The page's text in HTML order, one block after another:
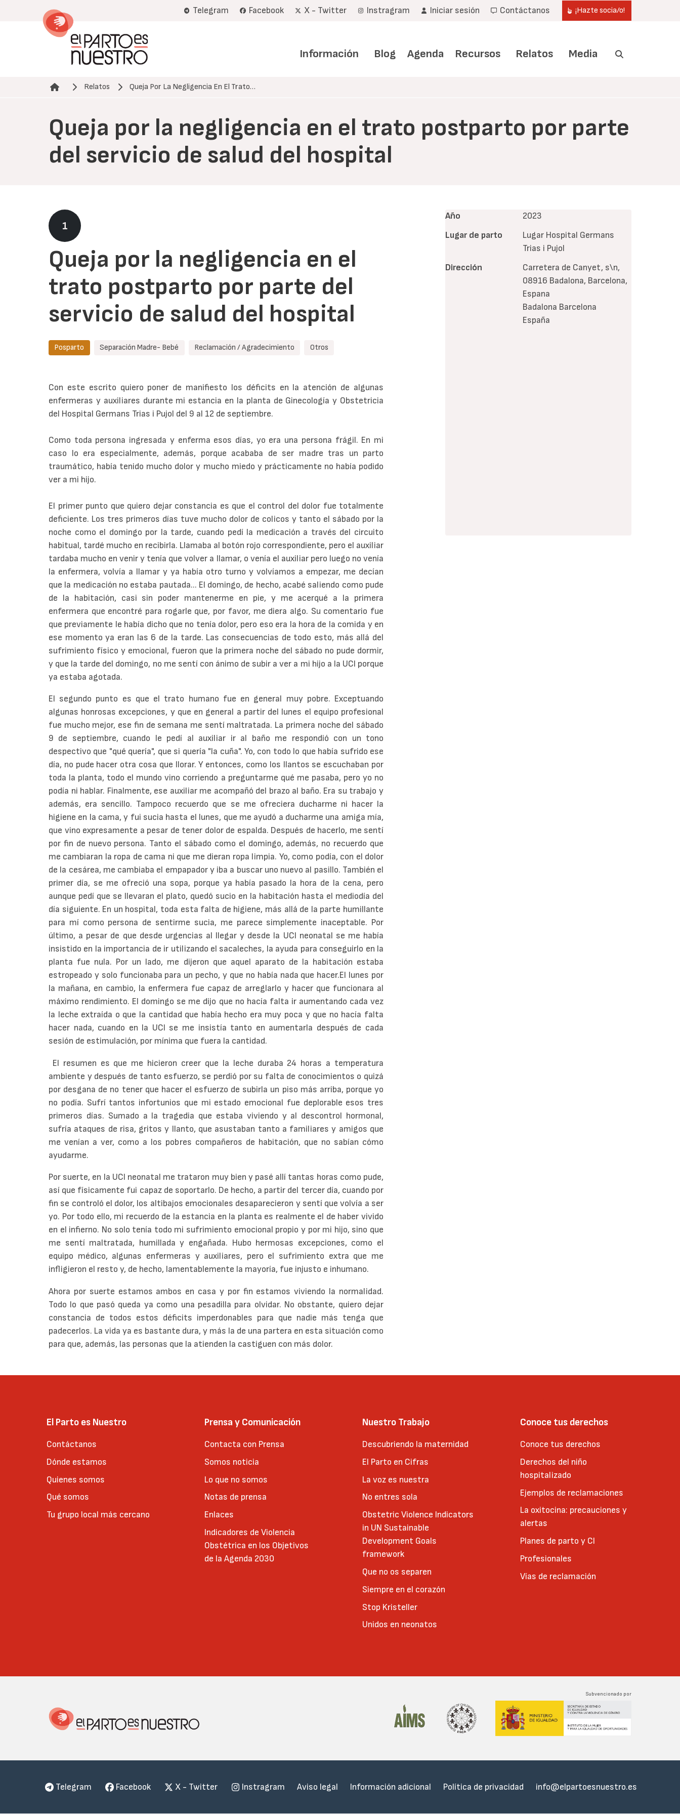
Telegram Facebook X - Twitter Instragram Iniciar sesión Contáctanos ¡Hazte socia/o!
Información Blog Agenda Recursos Relatos Media
Ruta de navegación
Relatos Queja Por La Negligencia En El Trato…
Queja por la negligencia en el trato postparto por parte
del servicio de salud del hospital
1
Queja por la negligencia en el
trato postparto por parte del
servicio de salud del hospital
Posparto Separación Madre- Bebé Reclamación / Agradecimiento Otros
Con este escrito quiero poner de manifiesto los déficits en la atención de algunas
enfermeras y auxiliares durante mi estancia en la planta de Ginecología y Obstetricia
del Hospital Germans Trias i Pujol del 9 al 12 de septiembre.
Como toda persona ingresada y enferma esos días, yo era una persona frágil. En mi
caso lo era especialmente, además, porque acababa de ser madre tras un parto
traumático, había tenido mucho dolor y mucho miedo y prácticamente no había podido
ver a mi hijo.
El primer punto que quiero dejar constancia es que el control del dolor fue totalmente
deficiente. Los tres primeros días tuve mucho dolor de colicos y tanto el sábado por la
noche como el domingo por la tarde, cuando pedí la medicación a través del circuito
habitual, tardé mucho en recibirla. Llamaba al botón rojo correspondiente, pero el auxiliar
tardaba mucho en venir y tenía que volver a llamar, o venía el auxiliar pero luego no venía
la enfermera, volvía a llamar y ya había otro turno y volvíamos a empezar, me decían
que la medicación no estaba pautada... El domingo, de hecho, acabé saliendo como pude
de la habitación, casi sin poder mantenerme en pie, y me acerqué a la primera
enfermera que encontré para rogarle que, por favor, me diera algo. Su comentario fue
que previamente le había dicho que no tenía dolor, pero eso era la hora de la comida y en
ese momento ya eran las 6 de la tarde. Las consecuencias de todo esto, más allá del
sufrimiento físico y emocional, fueron que la primera noche del sábado no pude dormir,
y que la tarde del domingo, no me sentí con ánimo de subir a ver a mi hijo a la UCI porque
ya estaba agotada.
El segundo punto es que el trato humano fue en general muy pobre. Exceptuando
algunas honrosas excepciones, y que en general a partir del lunes el equipo profesional
fue mucho mejor, ese fin de semana me sentí maltratada. La primera noche del sábado
9 de septiembre, cuando le pedí al auxiliar ir al baño me respondió con un tono
despectivo que "qué quería", que si quería "la cuña". Yo, con todo lo que había sufrido ese
día, no pude hacer otra cosa que llorar. Y entonces, como los llantos se escuchaban por
toda la planta, todo el mundo vino corriendo a preguntarme qué me pasaba, pero yo no
podía ni hablar. Finalmente, ese auxiliar me acompañó del brazo al baño. Era su trabajo y
además, era sencillo. Tampoco recuerdo que se me ofreciera ducharme ni hacer la
higiene en la cama, y fui sucia hasta el lunes, que me ayudó a ducharme una amiga mía,
que vino expresamente a pesar de tener dolor de espalda. Después de hacerlo, me sentí
por fin de nuevo persona. Tanto el sábado como el domingo, además, no recuerdo que
me cambiaran la ropa de cama ni que me dieran ropa limpia. Yo, como podía, con el dolor
de la cesárea, me cambiaba el empapador y iba a buscar uno nuevo al pasillo. También el
primer día, se me ofreció una sopa, porque ya había pasado la hora de la cena, pero
aunque pedí que se llevaran el plato, quedó sucio en la habitación hasta el mediodía del
día siguiente. En un hospital, toda esta falta de higiene, más allá de la parte humillante
para mí como persona de sentirme sucia, me parece simplemente inaceptable. Por
último, a pesar de que desde urgencias al llegar y desde la UCI neonatal se me había
insistido en la importancia de ir utilizando el sacaleches, la ayuda para conseguirlo en la
planta fue nula. Por un lado, me dijeron que aquel aparato de la habitación estaba
estropeado y solo funcionaba para un pecho, y que no había nada que hacer.El lunes por
la mañana, en cambio, la enfermera fue capaz de arreglarlo y hacer que funcionara al
máximo rendimiento. El domingo se me dijo que no hacía falta ir aumentando cada vez
la leche extraída o que la cantidad que había hecho era muy poca y que no hacía falta
hacer nada, cuando en la UCI se me insistía tanto en aumentarla después de cada
sesión de estimulación, por mínima que fuera la cantidad.
El resumen es que me hicieron creer que la leche duraba 24 horas a temperatura
ambiente y después de tanto esfuerzo, se perdió por su falta de conocimientos o quizá
por desgana de no tener que hacer el esfuerzo de subirla un piso más arriba, porque yo
no podía. Sufrí tantos infortunios que mi estado emocional fue deplorable esos tres
primeros días. Sumado a la tragedia que estaba viviendo y al descontrol hormonal,
sufría ataques de risa, gritos y llanto, que asustaban tanto a familiares y amigos que
me venían a ver, como a los pobres compañeros de habitación, que no sabían cómo
ayudarme.
Por suerte, en la UCI neonatal me trataron muy bien y pasé allí tantas horas como pude,
así que físicamente fui capaz de soportarlo. De hecho, a partir del tercer día, cuando por
fin se controló el dolor, los altibajos emocionales desaparecieron y sentí que volvía a ser
yo. Por todo ello, mi recuerdo de la estancia en la planta es realmente el de haber vivido
en el infierno. No solo tenía todo mi sufrimiento emocional propio y por mi hijo, sino que
me sentí maltratada, humillada y engañada. Hubo hermosas excepciones, como el
equipo médico, algunas enfermeras y auxiliares, pero el sufrimiento extra que me
infligieron el resto y, de hecho, lamentablemente la mayoría, fue injusto e inhumano.
Ahora por suerte estamos ambos en casa y por fin estamos viviendo la normalidad.
Todo lo que pasó queda ya como una pesadilla para olvidar. No obstante, quiero dejar
constancia de todos estos déficits imperdonables para que nadie más tenga que
padecerlos. La vida ya es bastante dura, y más la de una partera en esta situación como
para que, además, las personas que la atienden la castiguen con más dolor.
Año
2023
Lugar de parto
Lugar Hospital Germans
Trias i Pujol
Dirección
Carretera de Canyet, s\n,
08916 Badalona, Barcelona,
Espana
Badalona Barcelona
España
El Parto es Nuestro
Contáctanos
Dónde estamos
Quienes somos
Qué somos
Tu grupo local más cercano
Prensa y Comunicación
Contacta con Prensa
Somos noticia
Lo que no somos
Notas de prensa
Enlaces
Indicadores de Violencia
Obstétrica en los Objetivos
de la Agenda 2030
Nuestro Trabajo
Descubriendo la maternidad
El Parto en Cifras
La voz es nuestra
No entres sola
Obstetric Violence Indicators
in UN Sustainable
Development Goals
framework
Que no os separen
Siempre en el corazón
Stop Kristeller
Unidos en neonatos
Conoce tus derechos
Conoce tus derechos
Derechos del niño
hospitalizado
Ejemplos de reclamaciones
La oxitocina: precauciones y
alertas
Planes de parto y CI
Profesionales
Vías de reclamación
Subvencionado por
Menu
Telegram Facebook X - Twitter Instragram Aviso legal Información adicional Política de privacidad info@elpartoesnuestro.es